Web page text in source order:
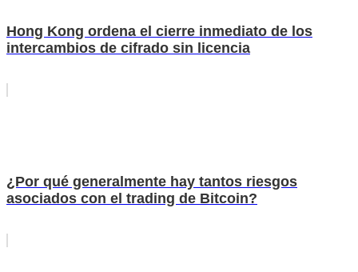
Hong Kong ordena el cierre inmediato de los
intercambios de cifrado sin licencia
¿Por qué generalmente hay tantos riesgos
asociados con el trading de Bitcoin?